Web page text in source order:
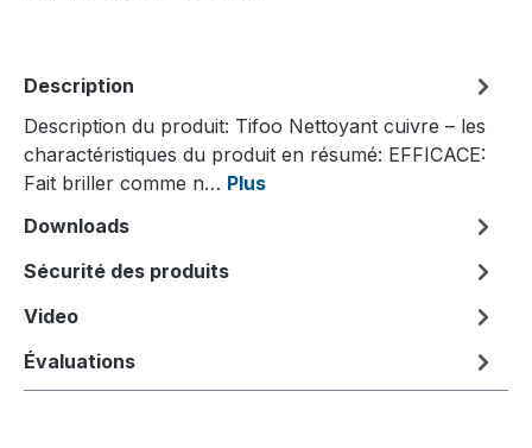
Description
Description du produit: Tifoo Nettoyant cuivre – les
charactéristiques du produit en résumé: EFFICACE:
Fait briller comme n… Plus
Downloads
Sécurité des produits
Video
Évaluations